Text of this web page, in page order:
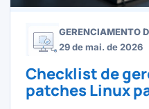
GERENCIAMENTO
29 de mai. de 2026
Checklist de
patches Linux